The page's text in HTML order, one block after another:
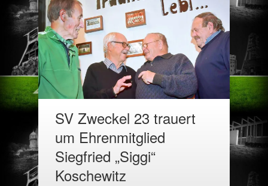
SV Zweckel 23 trauert
um Ehrenmitglied
Siegfried „Siggi“
Koschewitz